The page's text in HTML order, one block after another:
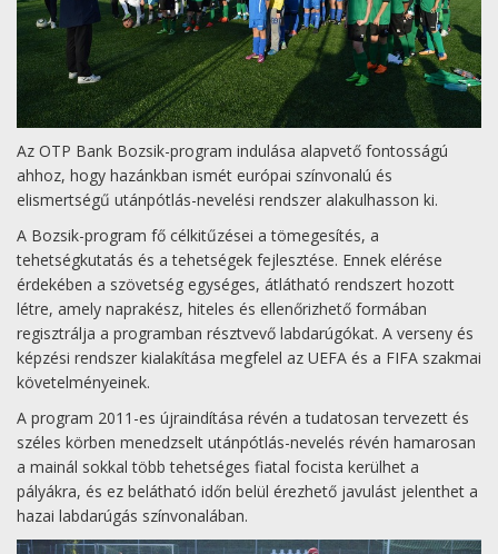
Az OTP Bank Bozsik-program indulása alapvető fontosságú
ahhoz, hogy hazánkban ismét európai színvonalú és
elismertségű utánpótlás-nevelési rendszer alakulhasson ki.
A Bozsik-program fő célkitűzései a tömegesítés, a
tehetségkutatás és a tehetségek fejlesztése. Ennek elérése
érdekében a szövetség egységes, átlátható rendszert hozott
létre, amely naprakész, hiteles és ellenőrizhető formában
regisztrálja a programban résztvevő labdarúgókat. A verseny és
képzési rendszer kialakítása megfelel az UEFA és a FIFA szakmai
követelményeinek.
A program 2011-es újraindítása révén a tudatosan tervezett és
széles körben menedzselt utánpótlás-nevelés révén hamarosan
a mainál sokkal több tehetséges fiatal focista kerülhet a
pályákra, és ez belátható időn belül érezhető javulást jelenthet a
hazai labdarúgás színvonalában.